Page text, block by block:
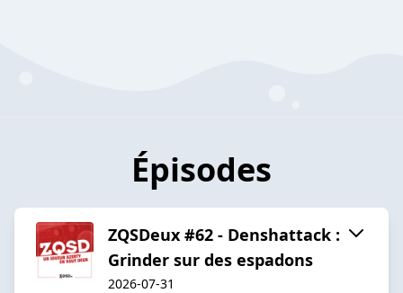
Épisodes
ZQSDeux #62 - Denshattack :
Grinder sur des espadons
2026-07-31